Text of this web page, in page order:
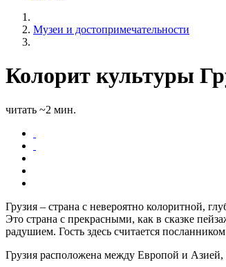
Музеи и достопримечательности
Колорит культуры
читать ~2 мин.
Грузия – страна с невероятно колоритной,
Это страна с прекрасными, как в сказке
радушием. Гость здесь считается
Грузия расположена между Европой и Азией,